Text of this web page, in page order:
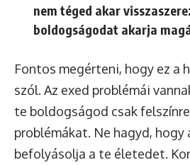
nem téged akar
boldogságodat akarja
Fontos megérteni, hogy ez a
szól. Az exed problémái
te boldogságod csak
problémákat. Ne hagyd, hogy
befolyásolja a te életedet.